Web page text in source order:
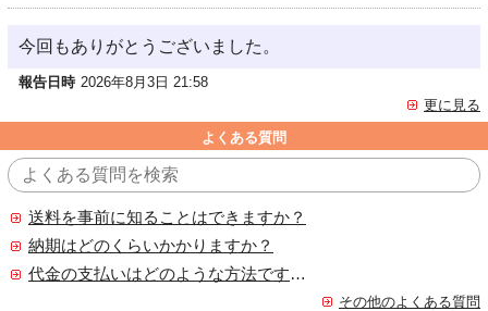
今回もありがとうございました。
報告日時 2026年8月3日 21:58
更に見る
よくある質問
送料を事前に知ることはできますか？
納期はどのくらいかかりますか？
代金の支払いはどのような方法ですか？
その他のよくある質問